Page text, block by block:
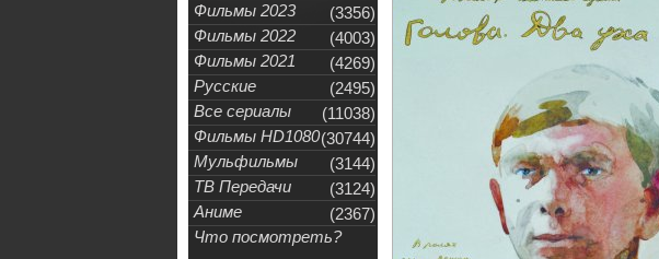
Фильмы 2023
(3356)
Фильмы 2022
(4003)
Фильмы 2021
(4269)
Русские
(2495)
Все сериалы
(11038)
Фильмы HD1080(30744)
Мульфильмы
(3144)
ТВ Передачи
(3124)
Аниме
(2367)
Что посмотреть?